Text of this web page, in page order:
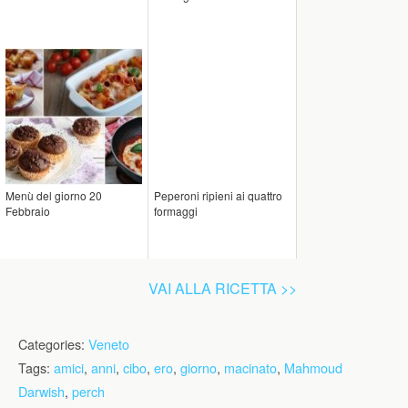
Menù del giorno 20
Febbraio
Peperoni ripieni ai quattro
formaggi
VAI ALLA RICETTA >>
Categories: Veneto
Tags: amici, anni, cibo, ero, giorno, macinato, Mahmoud
Darwish, perch